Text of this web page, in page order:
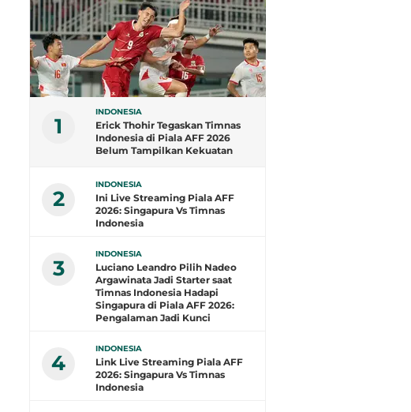
1
INDONESIA
Erick Thohir Tegaskan Timnas
Indonesia di Piala AFF 2026
Belum Tampilkan Kekuatan
Berpartisipasi
2
INDONESIA
Ini Live Streaming Piala AFF
2026: Singapura Vs Timnas
Indonesia
3
INDONESIA
Luciano Leandro Pilih Nadeo
Argawinata Jadi Starter saat
Timnas Indonesia Hadapi
Singapura di Piala AFF 2026:
Pengalaman Jadi Kunci
4
INDONESIA
Link Live Streaming Piala AFF
2026: Singapura Vs Timnas
Indonesia